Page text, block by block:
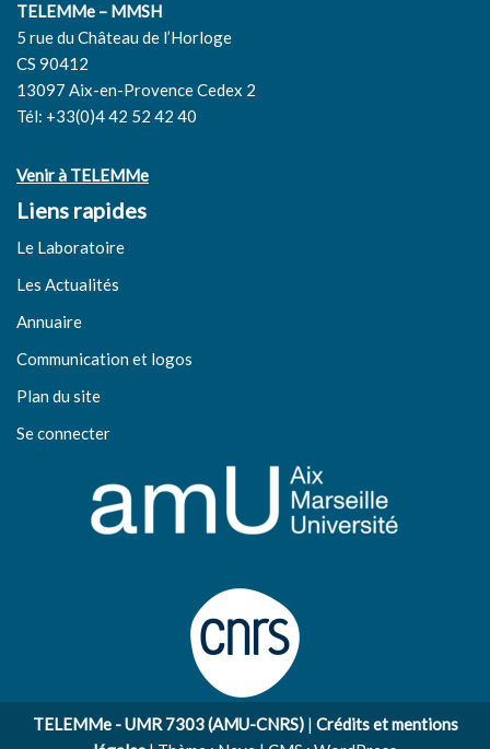
TELEMMe – MMSH
5 rue du Château de l’Horloge
CS 90412
13097 Aix-en-Provence Cedex 2
Tél: +33(0)4 42 52 42 40
Venir à TELEMMe
Liens rapides
Le Laboratoire
Les Actualités
Annuaire
Communication et logos
Plan du site
Se connecter
TELEMMe - UMR 7303 (AMU-CNRS)| Crédits et mentions